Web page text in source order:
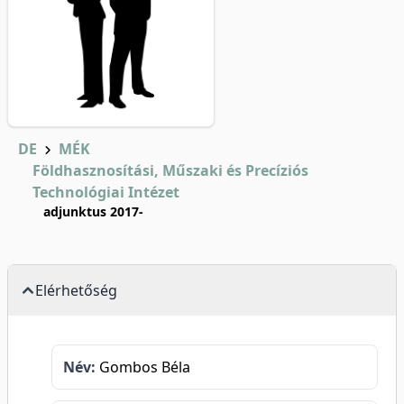
DE
MÉK
Földhasznosítási, Műszaki és Precíziós
Technológiai Intézet
adjunktus 2017-
Elérhetőség
Név: Gombos Béla